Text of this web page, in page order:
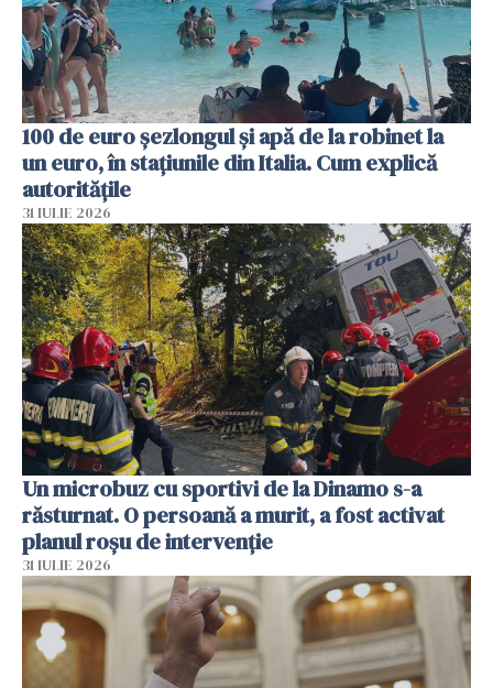
100 de euro șezlongul și apă de la robinet la
un euro, în stațiunile din Italia. Cum explică
autoritățile
31 IULIE 2026
Un microbuz cu sportivi de la Dinamo s-a
răsturnat. O persoană a murit, a fost activat
planul roșu de intervenție
31 IULIE 2026